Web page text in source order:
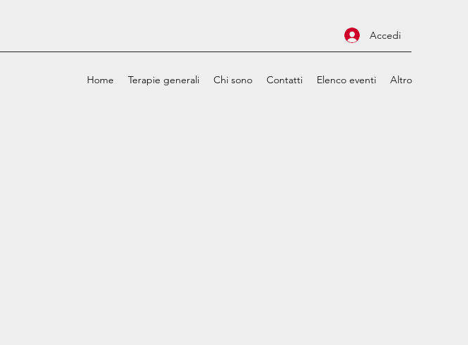
Accedi
Home Terapie generali Chi sono Contatti Elenco eventi Altro